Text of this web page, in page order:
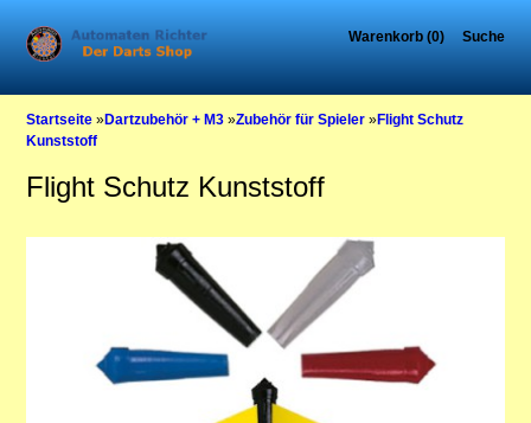
Warenkorb (0) Suche
Startseite »Dartzubehör + M3 »Zubehör für Spieler »Flight Schutz
Kunststoff
Flight Schutz Kunststoff